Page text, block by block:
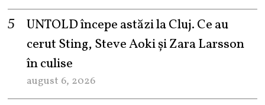
UNTOLD începe astăzi la Cluj. Ce au
cerut Sting, Steve Aoki și Zara Larsson
în culise
august 6, 2026